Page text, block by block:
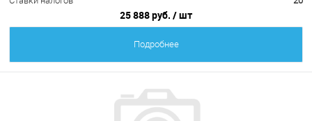
25 888 руб. / шт
Подробнее